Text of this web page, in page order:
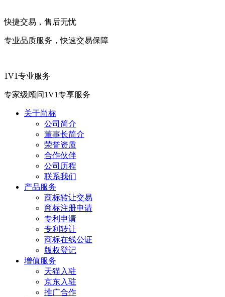
快捷交易，售后无忧
专业品质服务，快速交易保障
1V1专业服务
专家级顾问1V1专享服务
关于尚标
公司简介
董事长简介
荣誉资质
合作伙伴
公司历程
联系我们
产品服务
商标转让交易
商标注册申请
专利申请
专利转让
商标在线公证
版权登记
增值服务
天猫入驻
京东入驻
推广合作